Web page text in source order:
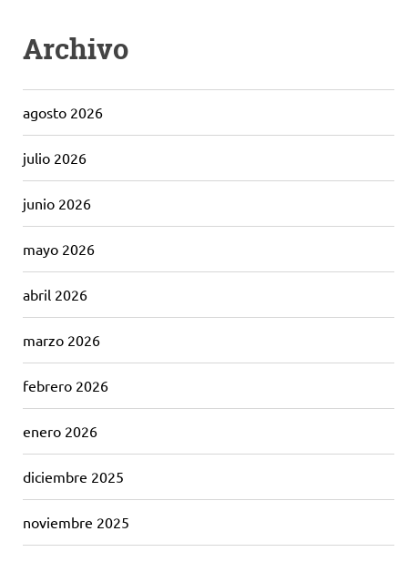
Archivo
agosto 2026
julio 2026
junio 2026
mayo 2026
abril 2026
marzo 2026
febrero 2026
enero 2026
diciembre 2025
noviembre 2025